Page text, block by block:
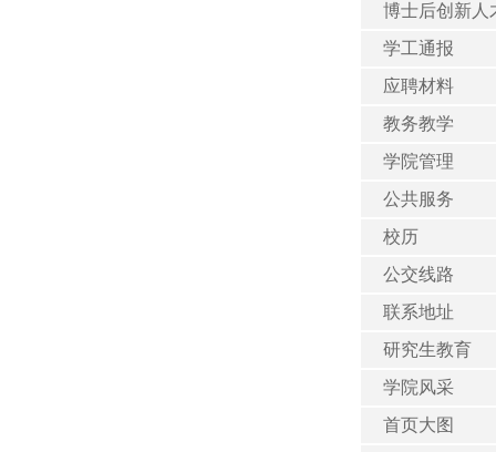
博士后创新人
学工通报
应聘材料
教务教学
学院管理
公共服务
校历
公交线路
联系地址
研究生教育
学院风采
首页大图